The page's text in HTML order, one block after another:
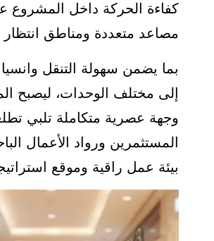
كفاءة الحركة داخل المشروع
مصاعد متعددة ومناطق انتظار
بما يضمن سهولة التنقل
إلى مختلف الوحدات، ليصبح
وجهة عصرية متكاملة تلبي
المستثمرين ورواد الأعمال
بيئة عمل راقية وموقع